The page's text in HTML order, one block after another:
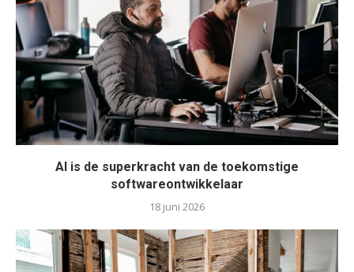
AI is de superkracht van de toekomstige
softwareontwikkelaar
18 juni 2026